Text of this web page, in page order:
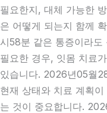
필요한지, 대체 가능한
은 어떻게 되는지 함께
시58분 같은 통증이라
필요한 경우, 잇몸 치료
있습니다. 2026년05월
현재 상태와 치료 계획
는 것이 중요합니다.